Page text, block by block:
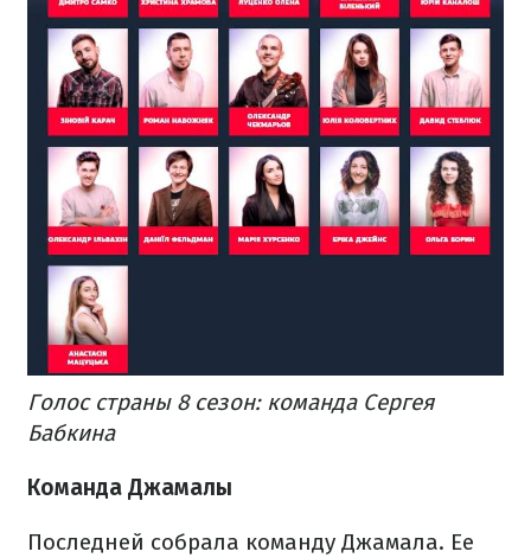
Голос страны 8 сезон: команда Сергея
Бабкина
Команда Джамалы
Последней собрала команду Джамала. Ее